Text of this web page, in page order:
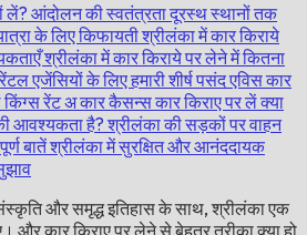
लें? आंदोलन की स्वतंत्रतादूरस्थ स्थानों तक
के लिए किफायतीश्रीलंका में कार किराये
श्रीलंका में कार किराये पर लेने में कितना
एजेंसियों के लिए हमारी शीर्ष पसंदएविस कार
किंग्स रेंट अ कारकैसन्स कार किराए पर लेंक्या
आवश्यकता है? श्रीलंका की सड़कों पर वाहन
बातेंश्रीलंका में सुरक्षित और आनंददायक
और समृद्ध इतिहास के साथ, श्रीलंका एक
और कार किराए पर लेने से बेहतर तरीका क्या हो